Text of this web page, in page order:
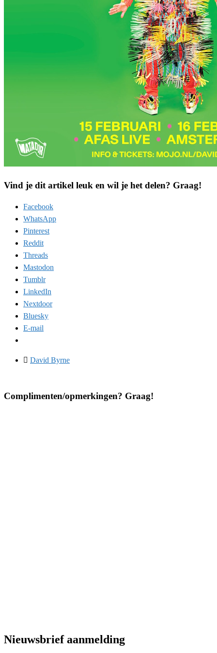
Vind je dit artikel leuk en wil je het delen? Graag!
Facebook
WhatsApp
Pinterest
Reddit
Threads
Mastodon
Tumblr
LinkedIn
Nextdoor
Bluesky
E-mail
David Byrne
Complimenten/opmerkingen? Graag!
Nieuwsbrief aanmelding